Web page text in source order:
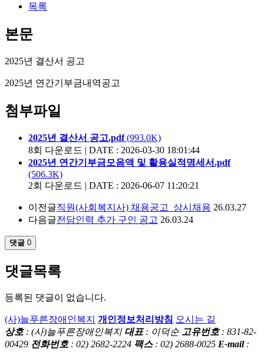
목록
본문
2025년 결산서 공고
2025년 연간기부금내역공고
첨부파일
2025년 결산서 공고.pdf(993.0K)
8회 다운로드 | DATE : 2026-03-30 18:01:44
2025년 연간기부금모음액 및 활용실적명세서.pdf
(506.3K)
2회 다운로드 | DATE : 2026-06-07 11:20:21
이전글직원(사회복지사) 채용공고_상시채용 26.03.27
다음글전담인력 추가 구인 공고 26.03.24
댓글 0
댓글목록
등록된 댓글이 없습니다.
(사)늘푸른장애인복지 개인정보처리방침 오시는 길
상호: (사)늘푸른장애인복지 대표: 이덕순 고유번호: 831-82-
00429 전화번호: 02) 2682-2224 팩스: 02) 2688-0025 E-mail: